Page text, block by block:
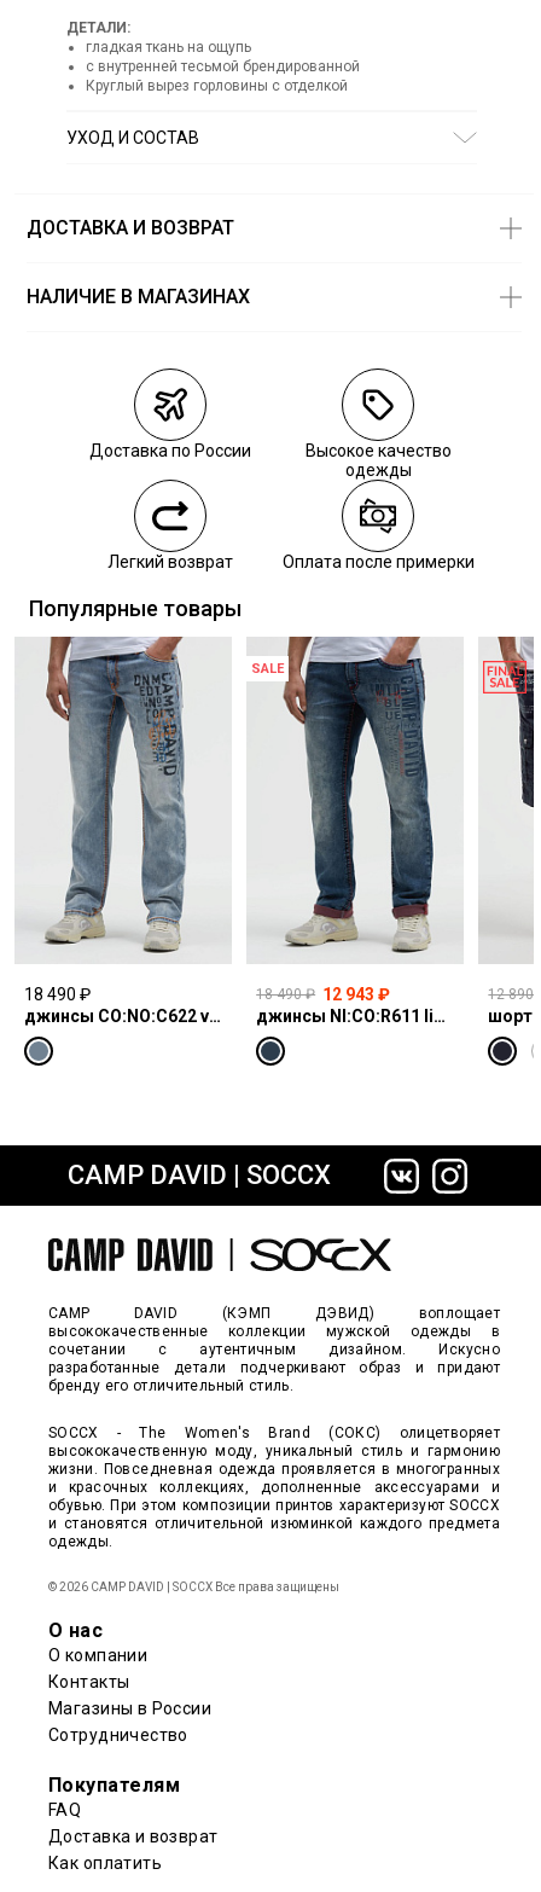
ДЕТАЛИ:
гладкая ткань на ощупь
с внутренней тесьмой брендированной
Круглый вырез горловины с отделкой
УХОД И СОСТАВ
ХИМИЧЕСКАЯ ЧИСТКА:
СУШКА:барабанная сушка запрещена
ДОСТАВКА И ВОЗВРАТ
Курьерская доставка СДЭК
Самовывоз из пункта выдачи СДЭК
Самовывоз из наших магазинов
Курьерская доставка СДЭК
Самовывоз из пункта выдачи СДЭК
сайте СДЭК
НАЛИЧИЕ В МАГАЗИНАХ
Доставка по России
Высокое качество
одежды
Легкий возврат Оплата после примерки
Популярные товары
18 490 ₽
джинсы CO:NO:C622 vintage blue print
SALE
18 490 ₽ 12 943 ₽
джинсы NI:CO:R611 light vintage print jogg
12 890
CAMP DAVID | SOCCX
CAMP DAVID (КЭМП ДЭВИД) воплощает
высококачественные коллекции мужской одежды в
сочетании с аутентичным дизайном. Искусно
разработанные детали подчеркивают образ и придают
бренду его отличительный стиль.
SOCCX - The Women's Brand (СОКС) олицетворяет
высококачественную моду, уникальный стиль и гармонию
жизни. Повседневная одежда проявляется в многогранных
и красочных коллекциях, дополненные аксессуарами и
обувью. При этом композиции принтов характеризуют SOCCX
и становятся отличительной изюминкой каждого предмета
одежды.
© 2026 CAMP DAVID | SOCCX Все права защищены
О нас
О компании
Контакты
Магазины в России
Сотрудничество
Покупателям
FAQ
Доставка и возврат
Как оплатить